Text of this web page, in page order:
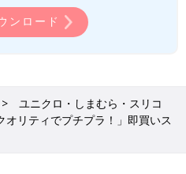
ンロード
ユニクロ・しまむら・スリコ
オリティでプチプラ！」即買いス